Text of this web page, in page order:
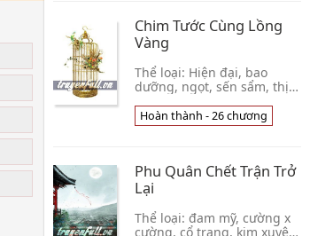
mà con cái của hai người,
ai cũng đẹp không thể tả,
nam tuấn tú, nữ mỹ miều,
nói rằng đẹp tựa thiên thần
cũng không quá.
Chim Tước Cùng Lồng
Vàng
Thể loại: Hiện đại, bao
dưỡng, ngọt, sến sẩm, thịt
thụ, HE. Ôn nhu tốt tính
thâm tình tổng tài kim chủ
Hoàn thành - 26 chương
Phu Quân Chết Trận Trở
Lại
Thể loại: đam mỹ, cường x
cường, cổ trang, kim xuyên